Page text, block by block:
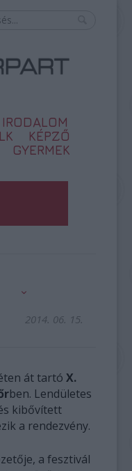
IRODALOM
KÉPZŐ
GYERMEK
2014. 06. 15.
át tartó X.
ben. Lendületes
kibővített
a rendezvény.
a fesztivál